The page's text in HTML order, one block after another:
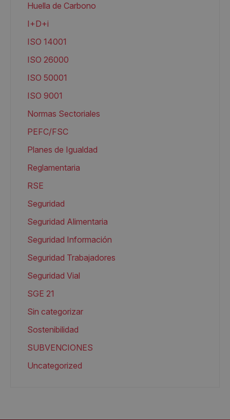
Huella de Carbono
I+D+i
ISO 14001
ISO 26000
ISO 50001
ISO 9001
Normas Sectoriales
PEFC/FSC
Planes de Igualdad
Reglamentaria
RSE
Seguridad
Seguridad Alimentaria
Seguridad Información
Seguridad Trabajadores
Seguridad Vial
SGE 21
Sin categorizar
Sostenibilidad
SUBVENCIONES
Uncategorized